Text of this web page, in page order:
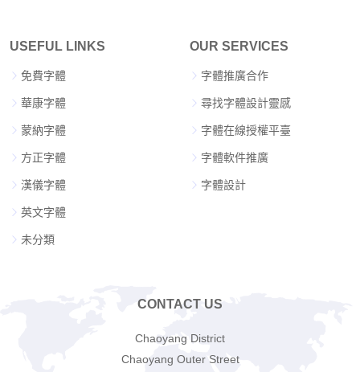
USEFUL LINKS
免費字體
華康字體
蒙納字體
方正字體
漢儀字體
英文字體
未分類
OUR SERVICES
字體推廣合作
尋找字體設計靈感
字體在線授權平臺
字體軟件推廣
字體設計
CONTACT US
Chaoyang District
Chaoyang Outer Street